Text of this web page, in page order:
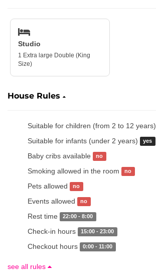
Studio
1 Extra large Double (King
Size)
House Rules
Suitable for children (from 2 to 12 years)
Suitable for infants (under 2 years) yes
Baby cribs available no
Smoking allowed in the room no
Pets allowed no
Events allowed no
Rest time 22:00 - 8:00
Check-in hours 15:00 - 23:00
Checkout hours 0:00 - 11:00
see all rules